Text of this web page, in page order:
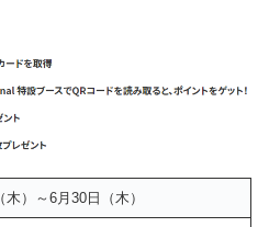
）～6月30日（木）